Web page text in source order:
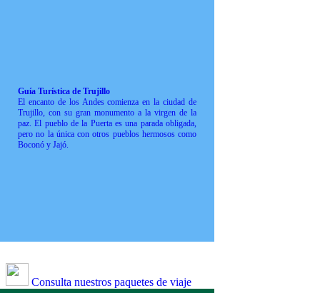
Guía Turística de Trujillo
El encanto de los Andes comienza en la ciudad de
Trujillo, con su gran monumento a la virgen de la
paz. El pueblo de la Puerta es una parada obligada,
pero no la única con otros pueblos hermosos como
Boconó y Jajó.
Consulta nuestros paquetes de viaje